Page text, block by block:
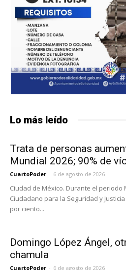
Lo más leído
Trata de personas
Mundial 2026; 90% de
CuartoPoder - 6 de agosto de 2026
Ciudad de México. Durante el periodo
Ciudadano para la Seguridad y
por ciento...
Domingo López Ángel,
chamula
CuartoPoder - 6 de agosto de 2026